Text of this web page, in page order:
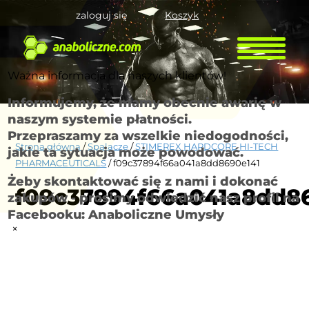
Koszyk
zaloguj się
Strona główna /Spalacze/STIMEREX HARDCORE HI-TECH
PHARMACEUTICALS/ f09c37894f66a041a8dd8690e141
Ważna informacja dla naszych klientów!
Informujemy, że mamy obecnie awarię w
naszym systemie płatności.
Przepraszamy za wszelkie niedogodności,
jakie ta sytuacja może powodować.
Żeby skontaktować się z nami i dokonać
zakupów - prosimy odwiedzić nasz profil na
Facebooku: Anaboliczne Umysły
×